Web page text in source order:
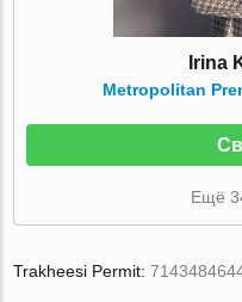
Irina
Metropolitan
Ещё
Trakheesi Permit: